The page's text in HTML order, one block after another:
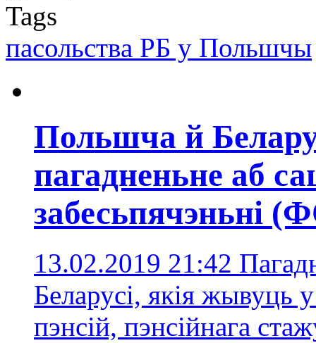
Tags
пасольствa РБ у Польшчы
Польшча й
пагадненьне аб
забесьпячэньні
13.02.2019 21:42
Беларусі, якія жывуць
пэнсій, пэнсійнага